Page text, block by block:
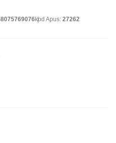
kod Apus: 27262